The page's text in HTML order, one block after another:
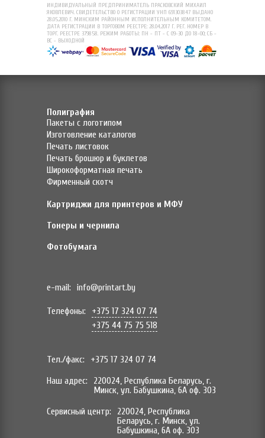
ИНДИВИДУАЛЬНЫЙ ПРЕДПРИНИМАТЕЛЬ ПРАСКОВСКИЙ МИХАИЛ
ЯКОВЛЕВИЧ. СВИДЕТЕЛЬСТВО О РЕГИСТРАЦИИ УНП 691303847 ВЫДАНО
28.05.2010 Г. МИНСКИМ РАЙОННЫМ ИСПОЛНИТЕЛЬНЫМ КОМИТЕТОМ.
ДАТА РЕГИСТРАЦИИ В ТОРГОВОМ РЕЕСТРЕ: 28.04.2017 Г. РЕГ. НОМЕР В
ТОРГ. РЕЕСТРЕ 379858. РЕЖИМ РАБОТЫ: ПН - ПТ - С 09-30 ДО 18-00; СБ -
ВС - ВЫХОДНОЙ
Полиграфия
Пакеты с логотипом
Изготовление каталогов
Печать листовок
Печать брошюр и буклетов
Широкоформатная печать
Фирменный скотч
Картриджи для принтеров и МФУ
Тонеры и чернила
Фотобумага
e-mail: info@printart.by
Телефоны:
+375 17 324 07 74
+375 44 75 75 518
Тел./факс:
+375 17 324 07 74
Наш адрес:
220024, Республика Беларусь, г.
Минск, ул. Бабушкина, 6А оф. 303
Сервисный центр:
220024, Республика
Беларусь, г. Минск, ул.
Бабушкина, 6А оф. 303